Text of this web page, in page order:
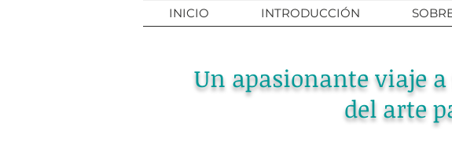
INICIO INTRODUCCIÓN
Un apasionante viaje
del arte